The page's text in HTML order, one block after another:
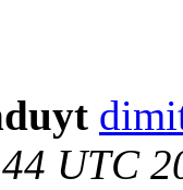
UTC